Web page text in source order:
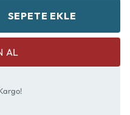
SEPETE EKLE
AL